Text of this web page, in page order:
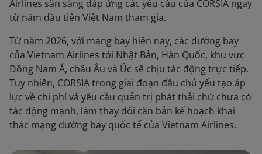
Airlines sẵn sàng đáp ứng các yêu cầu của CORSIA ngay
từ năm đầu tiên Việt Nam tham gia.
Từ năm 2026, với mạng bay hiện nay, các đường bay
của Vietnam Airlines tới Nhật Bản, Hàn Quốc, khu vực
Đông Nam Á, châu Âu và Úc sẽ chịu tác động trực tiếp.
Tuy nhiên, CORSIA trong giai đoạn đầu chủ yếu tạo áp
lực về chi phí và yêu cầu quản trị phát thải chứ chưa có
tác động mạnh, làm thay đổi căn bản kế hoạch khai
thác mạng đường bay quốc tế của Vietnam Airlines.